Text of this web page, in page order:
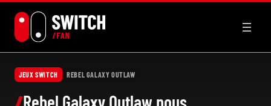
contenu
JEUX SWITCH REBEL GALAXY OUTLAW